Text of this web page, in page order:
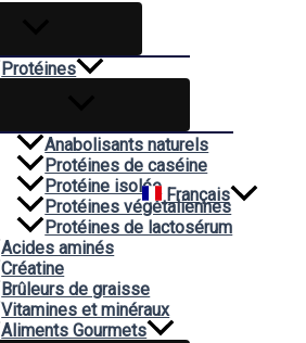
Protéines
Anabolisants naturels
Protéines de caséine
Protéine isolée
Protéines végétaliennes
Protéines de lactosérum
Acides aminés
Créatine
Brûleurs de graisse
Vitamines et minéraux
Aliments Gourmets
Français